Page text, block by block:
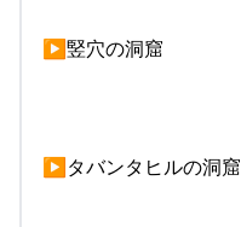
▶竪穴の洞窟
▶タバンタヒルの洞窟